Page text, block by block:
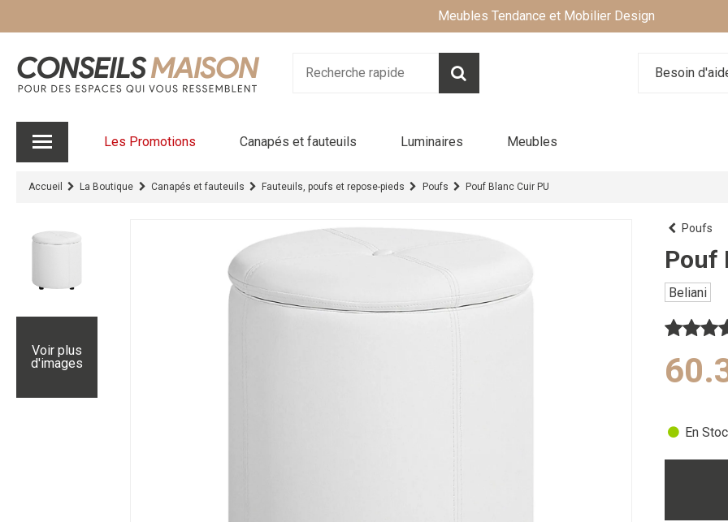
Meubles Tendance et Mobilier Design
Besoin
Les Promotions Canapés et fauteuils Luminaires Meubles
Accueil La Boutique Canapés et fauteuils Fauteuils, poufs et repose-pieds Poufs Pouf Blanc Cuir PU
Voir plus
d'images
Poufs
Pouf
Beliani
En